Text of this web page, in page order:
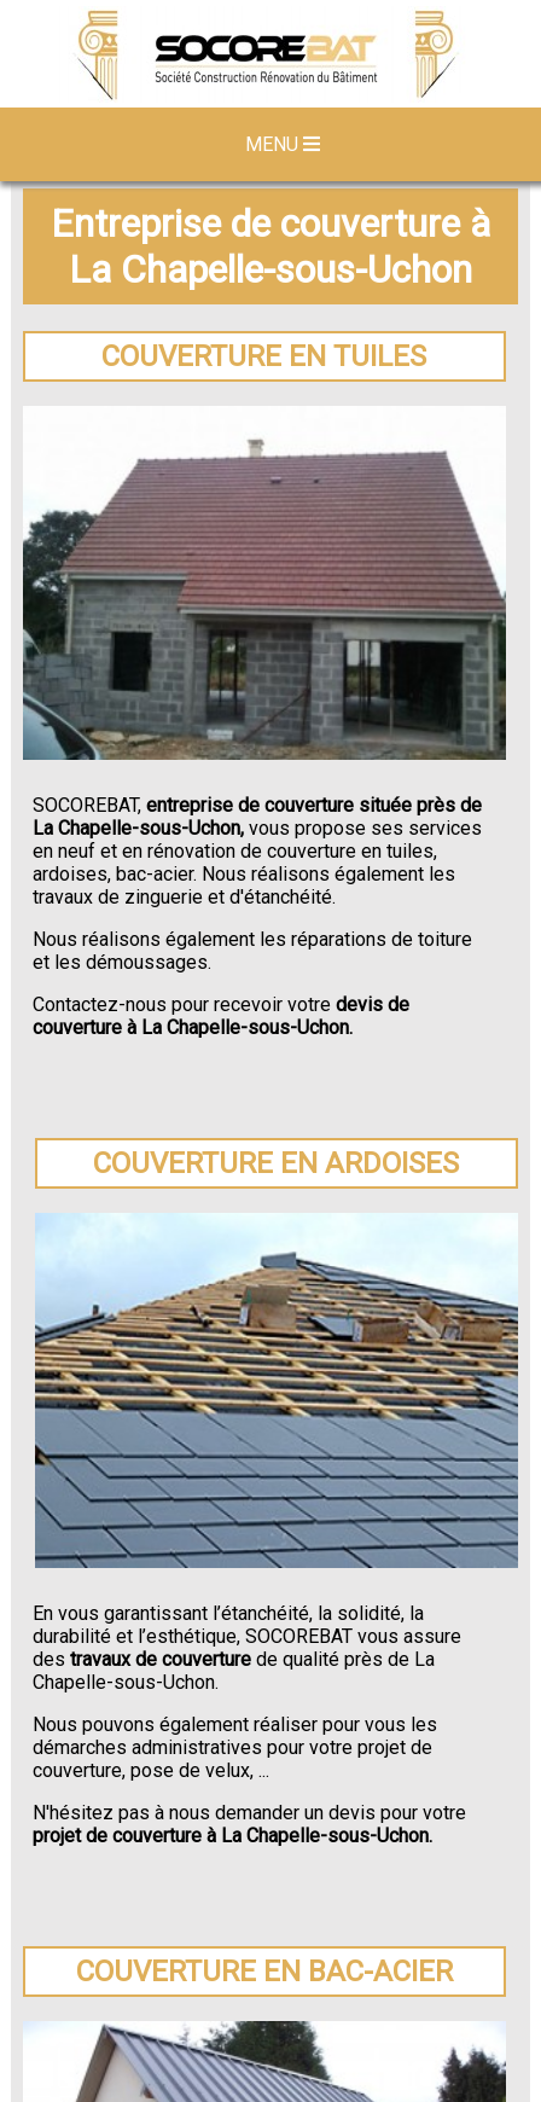
MENU
Entreprise de couverture à
La Chapelle-sous-Uchon
COUVERTURE EN TUILES
SOCOREBAT,entreprise de couverture située près de
La Chapelle-sous-Uchon, vous propose ses services
en neuf et en rénovation de couverture en tuiles,
ardoises, bac-acier. Nous réalisons également les
travaux de zinguerie et d'étanchéité.
Nous réalisons également les réparations de toiture
et les démoussages.
Contactez-nous pour recevoir votredevis de
couverture à La Chapelle-sous-Uchon.
COUVERTURE EN ARDOISES
En vous garantissant l’étanchéité, la solidité, la
durabilité et l’esthétique, SOCOREBAT vous assure
des travaux de couverture de qualité près de La
Chapelle-sous-Uchon.
Nous pouvons également réaliser pour vous les
démarches administratives pour votre projet de
couverture, pose de velux, ...
N'hésitez pas à nous demander un devis pour votre
projet de couverture à La Chapelle-sous-Uchon.
COUVERTURE EN BAC-ACIER